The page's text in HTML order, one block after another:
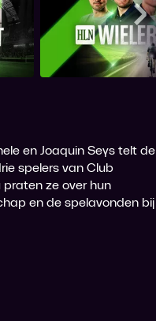
HLN
en Joaquin Seys telt de
spelers van Club
praten ze over hun
en de spelavonden bij